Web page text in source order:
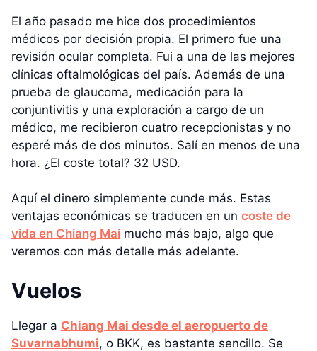
El año pasado me hice dos procedimientos
médicos por decisión propia. El primero fue una
revisión ocular completa. Fui a una de las mejores
clínicas oftalmológicas del país. Además de una
prueba de glaucoma, medicación para la
conjuntivitis y una exploración a cargo de un
médico, me recibieron cuatro recepcionistas y no
esperé más de dos minutos. Salí en menos de una
hora. ¿El coste total? 32 USD.
Aquí el dinero simplemente cunde más. Estas
ventajas económicas se traducen en un coste de
vida en Chiang Mai mucho más bajo, algo que
veremos con más detalle más adelante.
Vuelos
Llegar a Chiang Mai desde el aeropuerto de
Suvarnabhumi, o BKK, es bastante sencillo. Se